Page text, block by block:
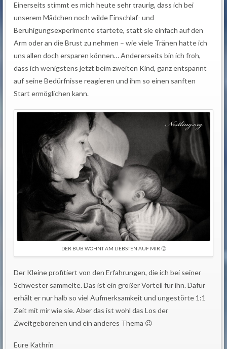
Einerseits stimmt es mich heute sehr traurig, dass ich bei
unserem Mädchen noch wilde Einschlaf- und
Beruhigungsexperimente startete, statt sie einfach auf den
Arm oder an die Brust zu nehmen – wie viele Tränen hatte ich
uns allen doch ersparen können… Andererseits bin ich froh,
dass ich wenigstens jetzt beim zweiten Kind, ganz entspannt
auf seine Bedürfnisse reagieren und ihm so einen sanften
Start ermöglichen kann.
DER BUB WOHNT AM LIEBSTEN AUF MIR 🙂
Der Kleine profitiert von den Erfahrungen, die ich bei seiner
Schwester sammelte. Das ist ein großer Vorteil für ihn. Dafür
erhält er nur halb so viel Aufmerksamkeit und ungestörte 1:1
Zeit mit mir wie sie. Aber das ist wohl das Los der
Zweitgeborenen und ein anderes Thema 😉
Eure Kathrin